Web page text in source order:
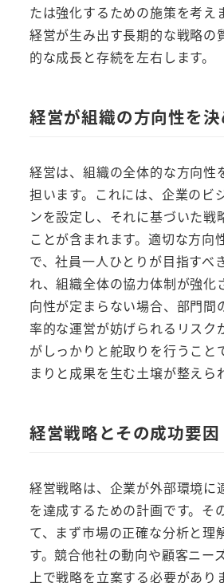
たは強化するための施策を考え
経営が生み出す長期的な戦略の
的な成長と存続を左右します。
経営が組織の方向性を
経営は、組織の全体的な方向性
担います。これには、企業のビ
ンを設定し、それに基づいた戦
ことが含まれます。適切な方向
で、社員一人ひとりが目指すべ
れ、組織全体の協力体制が強化
向性が定まらない場合、部門間
率的な運営が妨げられるリスク
がしっかりと舵取りを行うこと
まりと成果を生む土壌が整えら
経営戦略とその成功要因
経営戦略は、企業が外部環境に
を達成するための計画です。そ
て、まず市場の正確な分析と理
す。競合他社の動向や顧客ニー
上で戦略を立案する必要があり